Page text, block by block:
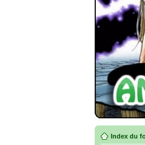
Index du